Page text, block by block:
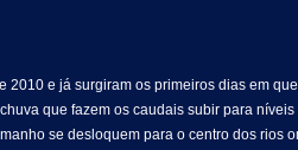
2010 e já surgiram os primeiros dias em
que fazem os caudais subir para
se desloquem para o centro dos rios